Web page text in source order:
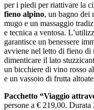
per i piedi per riattivare la
fieno alpino, un bagno dei
mugo e un massaggio
e tecnica a ventosa.
garantisce un benessere
avviene nel letto di fieno di
dimenticare il lato
un bicchiere di vino rosso
e un vassoio di frutta
Pacchetto “Viaggio
persone a € 219,00. Durata